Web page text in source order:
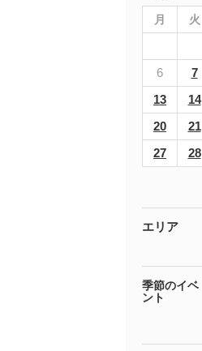
月 火
6
7
13
14
20
21
27
28
エリア
季節のイベ
ント